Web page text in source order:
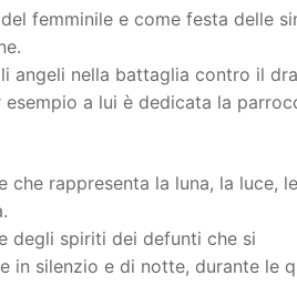
femminile e come festa delle
angeli nella battaglia contro il
a lui è dedicata la
che rappresenta la luna, la luce, le
degli spiriti dei defunti che si
in silenzio e di notte, durante le